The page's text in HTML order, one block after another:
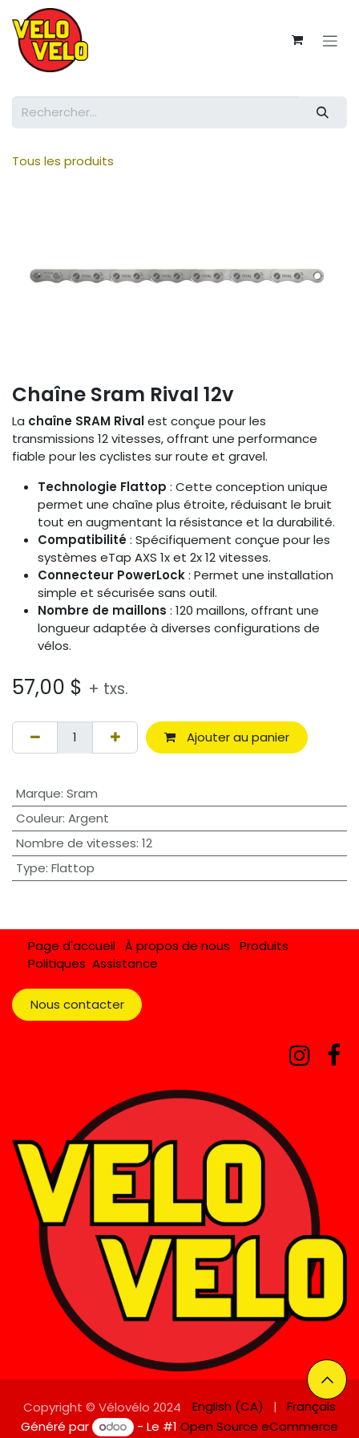
Se rendre au contenu
Tous les produits
Chaîne Sram Rival 12v
La chaîne SRAM Rivalest conçue pour les
transmissions 12 vitesses, offrant une performance
fiable pour les cyclistes sur route et gravel.
Technologie Flattop : Cette conception unique
permet une chaîne plus étroite, réduisant le bruit
tout en augmentant la résistance et la durabilité.
Compatibilité: Spécifiquement conçue pour les
systèmes eTap AXS 1x et 2x 12 vitesses.
Connecteur PowerLock: Permet une installation
simple et sécurisée sans outil.
Nombre de maillons : 120 maillons, offrant une
longueur adaptée à diverses configurations de
vélos.
57,00 $ + txs.
Ajouter au panier
Marque: Sram
Couleur: Argent
Nombre de vitesses: 12
Type: Flattop
Page d'accueil À propos de nous
Produits
Politiques Assistance
Nous contacter​​​​​​
Copyright © Vélovélo 2024 English (CA) |
Français
Généré par
- Le #1 Open Source eCommerce